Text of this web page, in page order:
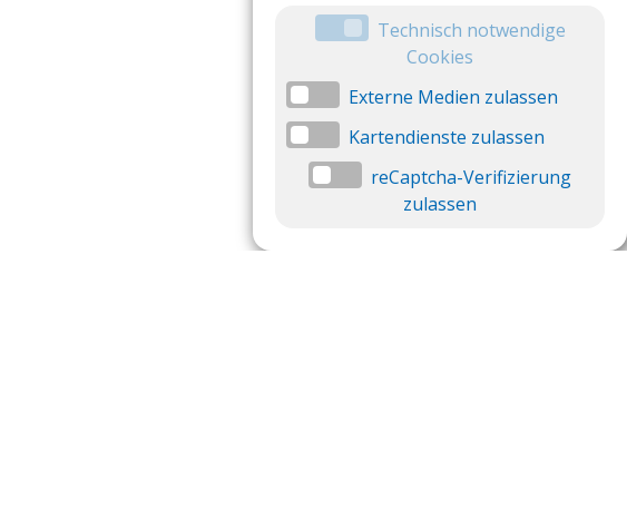
Technisch notwendige
Cookies
Externe Medien zulassen
Kartendienste zulassen
reCaptcha-Verifizierung
zulassen